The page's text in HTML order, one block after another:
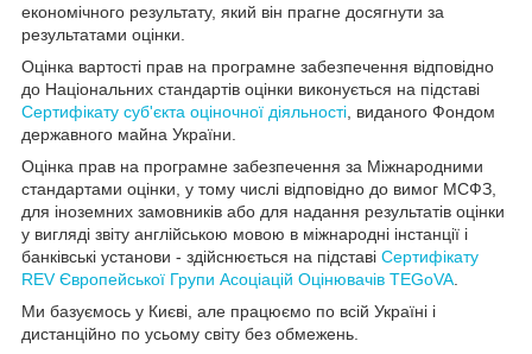
економічного результату, який він прагне досягнути за
результатами оцінки.
Оцінка вартості прав на програмне забезпечення відповідно
до Національних стандартів оцінки виконується на підставі
Сертифікату суб'єкта оціночної діяльності , виданого Фондом
державного майна України.
Оцінка прав на програмне забезпечення за Міжнародними
стандартами оцінки, у тому числі відповідно до вимог МСФЗ,
для іноземних замовників або для надання результатів оцінки
у вигляді звіту англійською мовою в міжнародні інстанції і
банківські установи - здійснюється на підставі Сертифікату
REV Європейської Групи Асоціацій Оцінювачів TEGoVA
Ми базуємось у Києві, але працюємо по всій Україні і
дистанційно по усьому світу без обмежень.